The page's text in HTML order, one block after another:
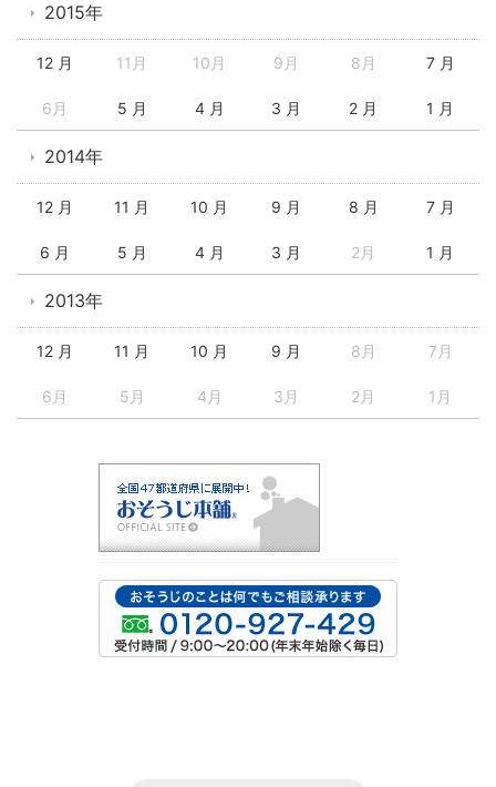
2015年
12 月 11月 10月 9月 8月 7 月
6月 5 月 4 月 3 月 2 月 1 月
2014年
12 月 11 月 10 月 9 月 8 月 7 月
6 月 5 月 4 月 3 月 2月 1 月
2013年
12 月 11 月 10 月 9 月 8月 7月
6月 5月 4月 3月 2月 1月